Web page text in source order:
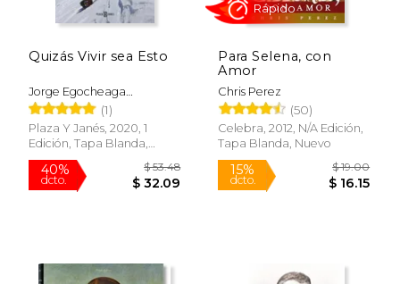
12%
dcto.
15%
dcto.
Quizás Vivir sea Esto
Jorge Egocheaga
Rodr&Iacute;Guez
(1)
Plaza Y Janés, 2020, 1
Edición, Tapa Blanda,
Nuevo
Para Selena, con
Amor
Chris Perez
(50)
Celebra, 2012, N/A Edición,
Tapa Blanda, Nuevo